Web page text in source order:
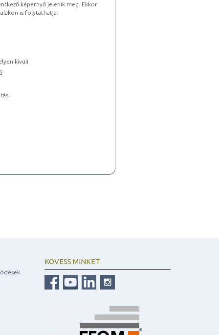
képernyő jelenik meg. Ekkor
is folytathatja.
kívüli
KÖVESS MINKET